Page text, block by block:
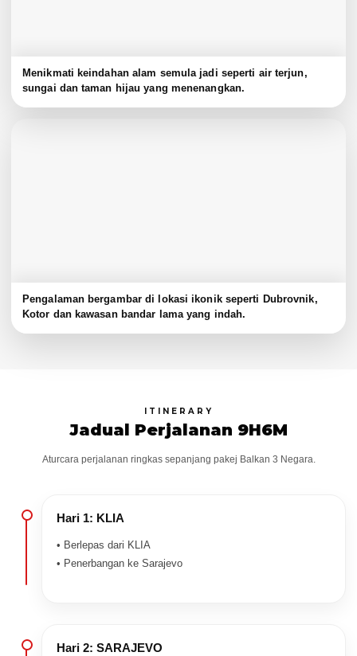
Menikmati keindahan alam semula jadi seperti air terjun,
sungai dan taman hijau yang menenangkan.
Pengalaman bergambar di lokasi ikonik seperti Dubrovnik,
Kotor dan kawasan bandar lama yang indah.
ITINERARY
Jadual Perjalanan 9H6M
Aturcara perjalanan ringkas sepanjang pakej Balkan 3 Negara.
Hari 1: KLIA
• Berlepas dari KLIA
• Penerbangan ke Sarajevo
Hari 2: SARAJEVO